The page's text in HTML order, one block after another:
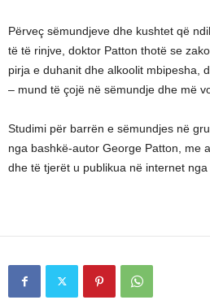
Përveç sëmundjeve dhe kushtet që
të të rinjve, doktor Patton thotë se
pirja e duhanit dhe alkoolit mbipesha,
– mund të çojë në sëmundje dhe më
Studimi për barrën e sëmundjes në
nga bashkë-autor George Patton, me
dhe të tjerët u publikua në internet nga